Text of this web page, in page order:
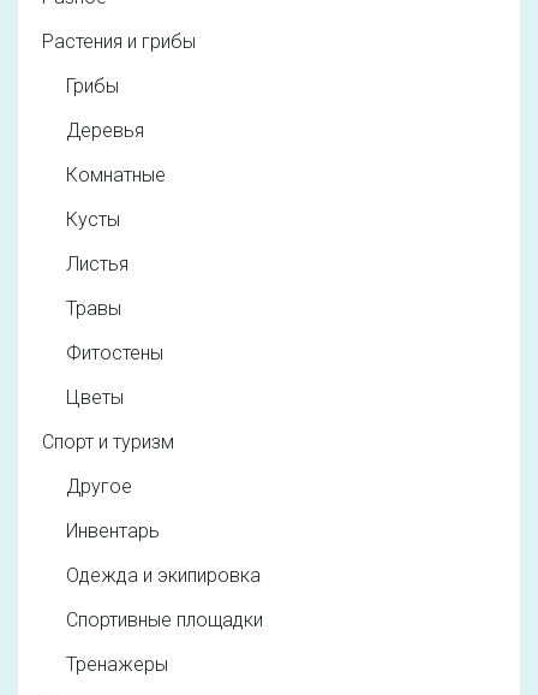
Растения и грибы
Грибы
Деревья
Комнатные
Кусты
Листья
Травы
Фитостены
Цветы
Спорт и туризм
Другое
Инвентарь
Одежда и экипировка
Спортивные площадки
Тренажеры